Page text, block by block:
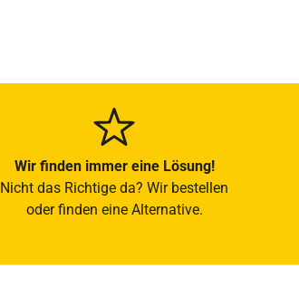
Wir finden immer eine Lösung!
Nicht das Richtige da? Wir bestellen
oder finden eine Alternative.